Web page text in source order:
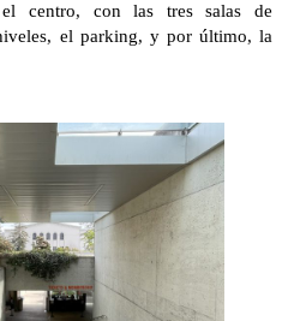
centro, con las tres salas de
el parking, y por último, la